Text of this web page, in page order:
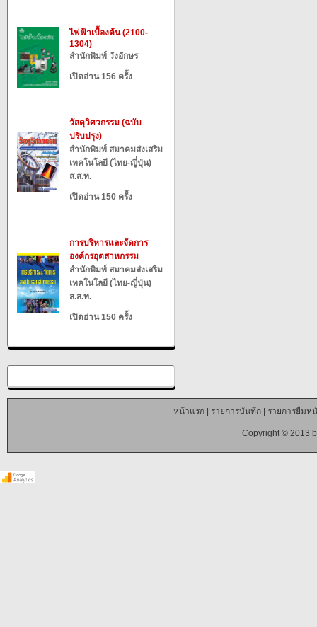
ไฟฟ้าเบื้องต้น (2100-
1304)
สำนักพิมพ์ วังอักษร
เปิดอ่าน 156 ครั้ง
วัสดุวิศวกรรม (ฉบับ
ปรับปรุง)
สำนักพิมพ์ สมาคมส่งเสริม
เทคโนโลยี (ไทย-ญี่ปุ่น)
ส.ส.ท.
เปิดอ่าน 150 ครั้ง
การบริหารและจัดการ
องค์กรอุตสาหกรรม
สำนักพิมพ์ สมาคมส่งเสริม
เทคโนโลยี (ไทย-ญี่ปุ่น)
ส.ส.ท.
เปิดอ่าน 150 ครั้ง
หน้าแรก| รายการบันทึก| รายการยืมห
Copyright © 2013